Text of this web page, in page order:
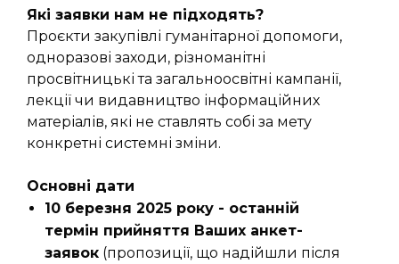
Які заявки нам не підходять?
Проєкти закупівлі гуманітарної допомоги,
одноразові заходи, різноманітні
просвітницькі та загальноосвітні кампанії,
лекції чи видавництво інформаційних
матеріалів, які не ставлять собі за мету
конкретні системні зміни.
Основні дати
10 березня 2025 року - останній
термін прийняття Ваших анкет-
заявок (пропозиції, що надійшли після